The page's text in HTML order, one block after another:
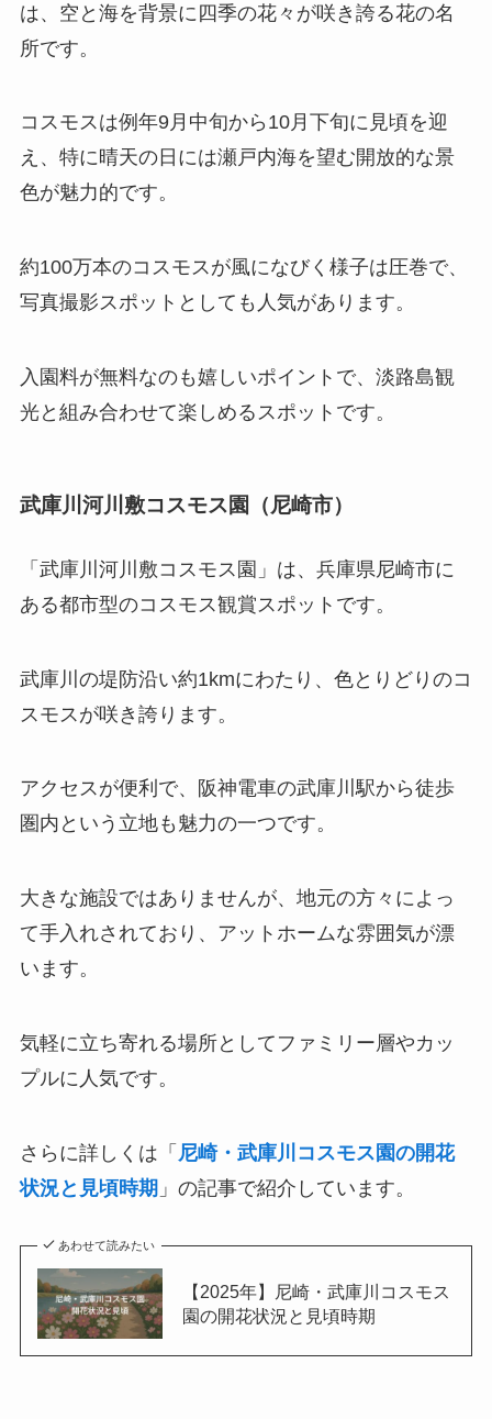
は、空と海を背景に四季の花々が咲き誇る花の名
所です。
コスモスは例年9月中旬から10月下旬に見頃を迎
え、特に晴天の日には瀬戸内海を望む開放的な景
色が魅力的です。
約100万本のコスモスが風になびく様子は圧巻で、
写真撮影スポットとしても人気があります。
入園料が無料なのも嬉しいポイントで、淡路島観
光と組み合わせて楽しめるスポットです。
武庫川河川敷コスモス園（尼崎市）
「武庫川河川敷コスモス園」は、兵庫県尼崎市に
ある都市型のコスモス観賞スポットです。
武庫川の堤防沿い約1kmにわたり、色とりどりのコ
スモスが咲き誇ります。
アクセスが便利で、阪神電車の武庫川駅から徒歩
圏内という立地も魅力の一つです。
大きな施設ではありませんが、地元の方々によっ
て手入れされており、アットホームな雰囲気が漂
います。
気軽に立ち寄れる場所としてファミリー層やカッ
プルに人気です。
さらに詳しくは「 尼崎・武庫川コスモス園の開花
状況と見頃時期 」の記事で紹介しています。
あわせて読みたい
【2025年】尼崎・武庫川コスモス
園の開花状況と見頃時期